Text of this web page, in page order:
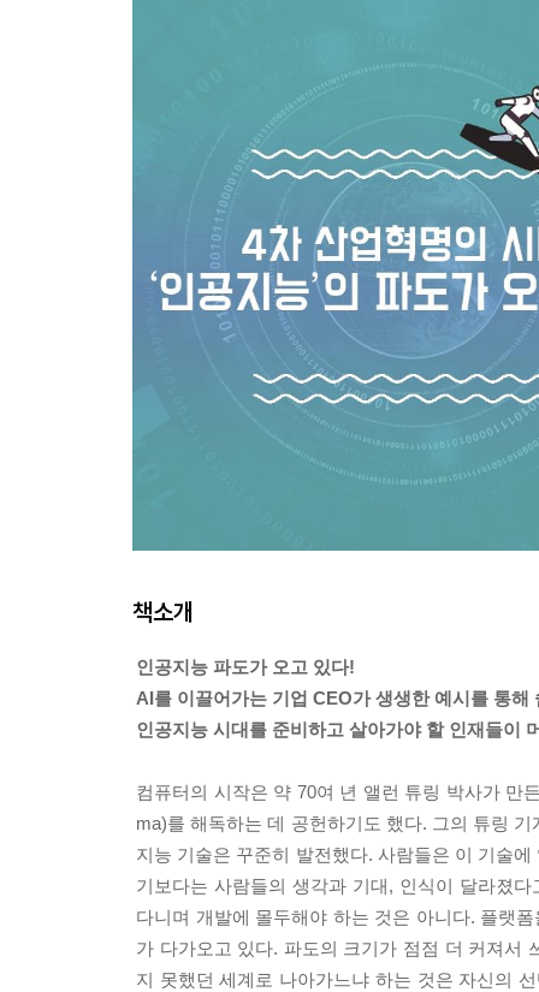
책소개
인공지능 파도가 오고 있다!
AI를 이끌어가는 기업 CEO가 생생한 예시를 통해
인공지능 시대를 준비하고 살아가야 할 인재들이
컴퓨터의 시작은 약 70여 년 앨런 튜링 박사가 만
ma)를 해독하는 데 공헌하기도 했다. 그의 튜링
지능 기술은 꾸준히 발전했다. 사람들은 이 기술
기보다는 사람들의 생각과 기대, 인식이 달라졌
다니며 개발에 몰두해야 하는 것은 아니다. 플랫
가 다가오고 있다. 파도의 크기가 점점 더 커져서
지 못했던 세계로 나아가느냐 하는 것은 자신의